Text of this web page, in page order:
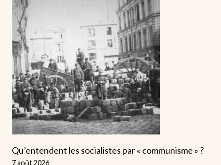
Qu’entendent les socialistes par « communisme » ?
7 août 2026